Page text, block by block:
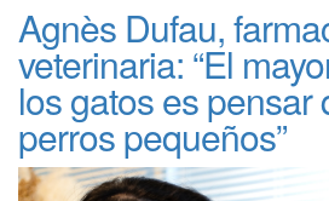
Agnès Dufau,
veterinaria: “El
los gatos es pensar
perros pequeños”